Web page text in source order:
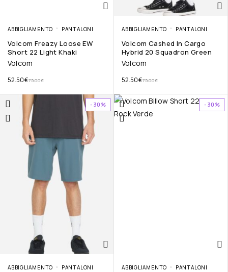
ABBIGLIAMENTO PANTALONI
Volcom Freazy Loose EW
Short 22 Light Khaki
Volcom
75.00€
52.50€
ABBIGLIAMENTO PANTALONI
Volcom Cashed In Cargo
Hybrid 20 Squadron Green
Volcom
75.00€
52.50€
-30%
ABBIGLIAMENTO PANTALONI
-30%
ABBIGLIAMENTO PANTALONI